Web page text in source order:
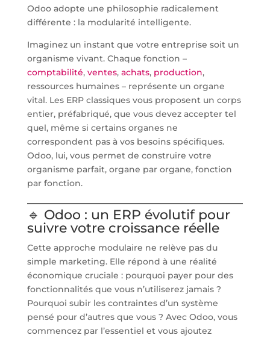
Odoo adopte une philosophie radicalement
différente : la modularité intelligente.
Imaginez un instant que votre entreprise soit un
organisme vivant. Chaque fonction –
comptabilité, ventes, achats, production,
ressources humaines – représente un organe
vital. Les ERP classiques vous proposent un corps
entier, préfabriqué, que vous devez accepter tel
quel, même si certains organes ne
correspondent pas à vos besoins spécifiques.
Odoo, lui, vous permet de construire votre
organisme parfait, organe par organe, fonction
par fonction.
🔹 Odoo : un ERP évolutif pour
suivre votre croissance réelle
Cette approche modulaire ne relève pas du
simple marketing. Elle répond à une réalité
économique cruciale : pourquoi payer pour des
fonctionnalités que vous n’utiliserez jamais ?
Pourquoi subir les contraintes d’un système
pensé pour d’autres que vous ? Avec Odoo, vous
commencez par l’essentiel et vous ajoutez